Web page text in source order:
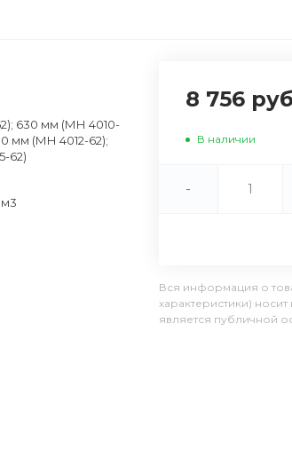
630 мм (МН 4010-
мм (МН 4012-62);
62)
8 756
В наличии
-
Вся информация о
характеристики)
является публичной